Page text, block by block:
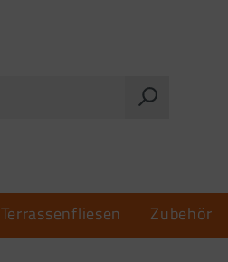
Terrassenfliesen Zubehör